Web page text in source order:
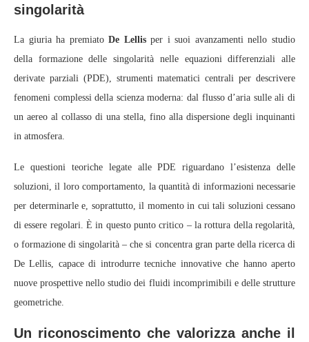
singolarità
La giuria ha premiatoDe Lellisper i suoi avanzamenti nello studio
della formazione delle singolarità nelle equazioni differenziali alle
derivate parziali (PDE), strumenti matematici centrali per descrivere
fenomeni complessi della scienza moderna: dal flusso d’aria sulle ali di
un aereo al collasso di una stella, fino alla dispersione degli inquinanti
in atmosfera.
Le questioni teoriche legate alle PDE riguardano l’esistenza delle
soluzioni, il loro comportamento, la quantità di informazioni necessarie
per determinarle e, soprattutto, il momento in cui tali soluzioni cessano
di essere regolari. È in questo punto critico – la rottura della regolarità,
o formazione di singolarità – che si concentra gran parte della ricerca di
De Lellis, capace di introdurre tecniche innovative che hanno aperto
nuove prospettive nello studio dei fluidi incomprimibili e delle strutture
geometriche.
Un riconoscimento che valorizza anche il